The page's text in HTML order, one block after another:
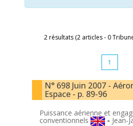
2 résultats (2 articles - 0
1
N° 698 Juin 2007 -
Espace - p. 89-96
Puissance aérienne et
conventionnels
- Jean-